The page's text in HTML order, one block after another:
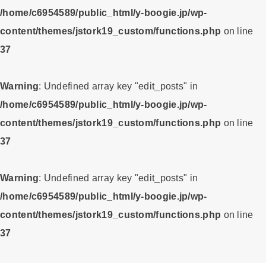
/home/c6954589/public_html/y-boogie.jp/wp-
content/themes/jstork19_custom/functions.php on line
37
Warning: Undefined array key "edit_posts" in
/home/c6954589/public_html/y-boogie.jp/wp-
content/themes/jstork19_custom/functions.php on line
37
Warning: Undefined array key "edit_posts" in
/home/c6954589/public_html/y-boogie.jp/wp-
content/themes/jstork19_custom/functions.php on line
37